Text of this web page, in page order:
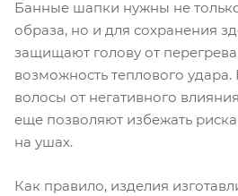
Банные шапки нужны не
образа, но и для сохранения
защищают голову от
возможность теплового
волосы от негативного
еще позволяют избежать
на ушах.
Как правило, изделия